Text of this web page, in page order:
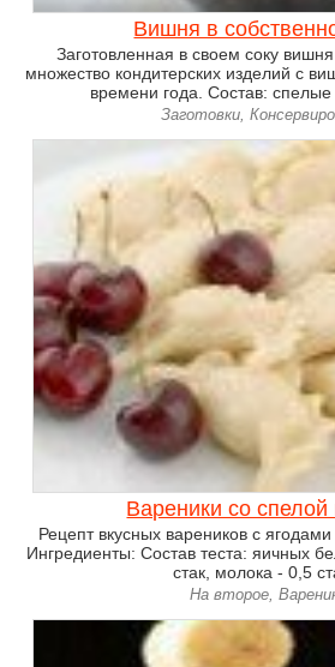
Вишня в
Заготовленная в своем соку вишня
множество кондитерских изделий с
времени года. Состав: спелые
Заготовки,
Вареники со
Рецепт вкусных вареников с
Ингредиенты: Состав теста: яичных
стак, молока - 0,5
На второе,